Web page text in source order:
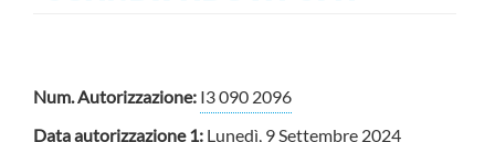
Num. Autorizzazione: I3 090 2096
Data autorizzazione 1: Lunedì, 9 Settembre 2024